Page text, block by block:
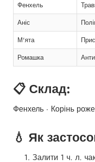
Фенхель
Аніс
М'ята
Ромашка
📋 Склад:
Фенхель · Корінь
💧 Як
Залити 1 ч. л.